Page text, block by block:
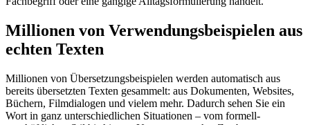
Millionen von Verwendungsbeispielen aus
echten Texten
Millionen von Übersetzungsbeispielen werden automatisch aus
bereits übersetzten Texten gesammelt: aus Dokumenten, Websites,
Büchern, Filmdialogen und vielem mehr. Dadurch sehen Sie ein
Wort in ganz unterschiedlichen Situationen – vom formell-